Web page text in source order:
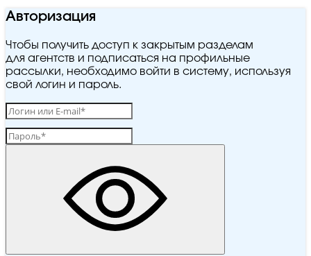
Авторизация
Чтобы получить доступ к закрытым разделам
для агентств и подписаться на профильные
рассылки, необходимо войти в систему, используя
свой логин и пароль.